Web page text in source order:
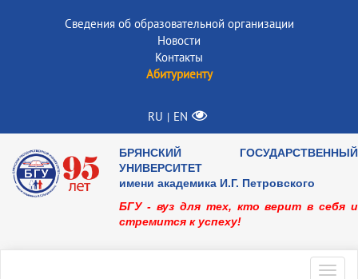
Сведения об образовательной организации
Новости
Контакты
Абитуриенту
RU | EN
БРЯНСКИЙ ГОСУДАРСТВЕННЫЙ
УНИВЕРСИТЕТ
имени академика И.Г. Петровского
БГУ - вуз для тех, кто верит в себя и
стремится к успеху!